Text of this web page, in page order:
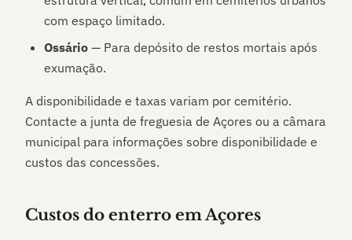
com espaço limitado.
Ossário — Para depósito de restos mortais após
exumação.
A disponibilidade e taxas variam por cemitério.
Contacte a junta de freguesia de Açores ou a câmara
municipal para informações sobre disponibilidade e
custos das concessões.
Custos do enterro emAçores